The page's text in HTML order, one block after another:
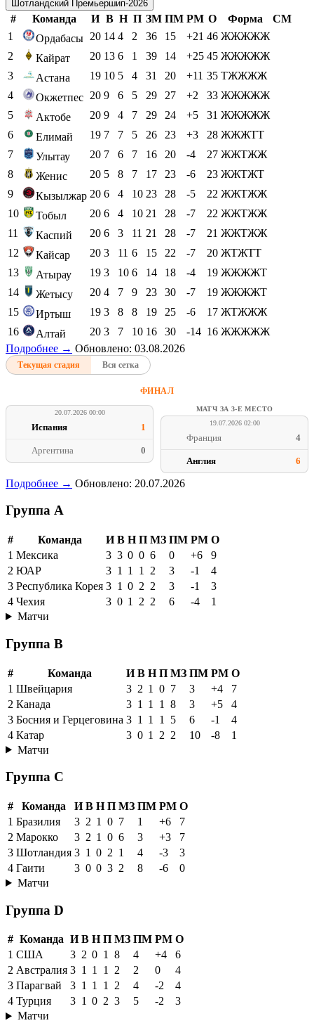
Шотландский Премьершип-2026
# Команда И В Н П ЗМ ПМ РМ О Форма
СМ
1
Ордабасы 20 14 4 2 36 15 +21 46 ЖЖЖЖЖ
2
Кайрат 20 13 6 1 39 14 +25 45 ЖЖЖЖЖ
3
Астана 19 10 5 4 31 20 +11 35 ТЖЖЖЖ
4
Окжетпес 20 9 6 5 29 27 +2 33 ЖЖЖЖЖ
5
Актобе 20 9 4 7 29 24 +5 31 ЖЖЖЖЖ
6
Елимай 19 7 7 5 26 23 +3 28 ЖЖЖТТ
7
Улытау 20 7 6 7 16 20 -4 27 ЖЖТЖЖ
8
Женис 20 5 8 7 17 23 -6 23 ЖЖТЖТ
9
Кызылжар 20 6 4 10 23 28 -5 22 ЖЖТЖЖ
10
Тобыл 20 6 4 10 21 28 -7 22 ЖЖТЖЖ
11
Каспий 20 6 3 11 21 28 -7 21 ЖЖТЖЖ
12
Кайсар 20 3 11 6 15 22 -7 20 ЖТЖТТ
13
Атырау 19 3 10 6 14 18 -4 19 ЖЖЖЖТ
14
Жетысу 20 4 7 9 23 30 -7 19 ЖЖЖЖТ
15
Иртыш 19 3 8 8 19 25 -6 17 ЖТЖЖЖ
16
Алтай 20 3 7 10 16 30 -14 16 ЖЖЖЖЖ
Подробнее → Обновлено: 03.08.2026
Текущая стадия Вся сетка
ФИНАЛ
20.07.2026 00:00
Испания 1
Аргентина 0
МАТЧ ЗА 3-Е МЕСТО
19.07.2026 02:00
Франция 4
Англия 6
Подробнее → Обновлено: 20.07.2026
Группа A
# Команда И В Н П МЗ ПМ РМ О
1 Мексика 3 3 0 0 6 0 +6
9
2 ЮАР 3 1 1 1 2 3 -1
4
3 Республика Корея 3 1 0 2 2 3 -1
3
4 Чехия 3 0 1 2 2 6 -4
1
Матчи
Группа B
# Команда И В Н П МЗ ПМ РМ О
1 Швейцария 3 2 1 0 7 3 +4
7
2 Канада 3 1 1 1 8 3 +5
4
3 Босния и Герцеговина 3 1 1 1 5 6 -1
4
4 Катар 3 0 1 2 2 10 -8
1
Матчи
Группа C
# Команда И В Н П МЗ ПМ РМ О
1 Бразилия 3 2 1 0 7 1 +6
7
2 Марокко 3 2 1 0 6 3 +3
7
3 Шотландия 3 1 0 2 1 4 -3
3
4 Гаити 3 0 0 3 2 8 -6
0
Матчи
Группа D
# Команда И В Н П МЗ ПМ РМ О
1 США 3 2 0 1 8 4 +4
6
2 Австралия 3 1 1 1 2 2 0
4
3 Парагвай 3 1 1 1 2 4 -2
4
4 Турция 3 1 0 2 3 5 -2
3
Матчи